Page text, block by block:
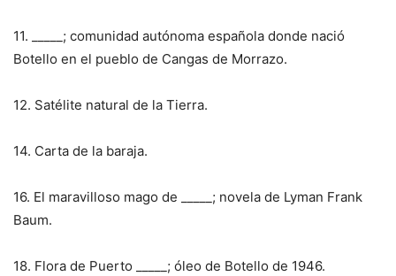
11. _____; comunidad autónoma española donde nació
Botello en el pueblo de Cangas de Morrazo.
12. Satélite natural de la Tierra.
14. Carta de la baraja.
16. El maravilloso mago de _____; novela de Lyman Frank
Baum.
18. Flora de Puerto _____; óleo de Botello de 1946.